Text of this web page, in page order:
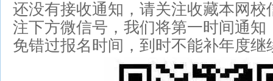
还没有接收通知，请关注收藏本网校
注下方微信号，我们将第一时间通知
免错过报名时间，到时不能补年度继